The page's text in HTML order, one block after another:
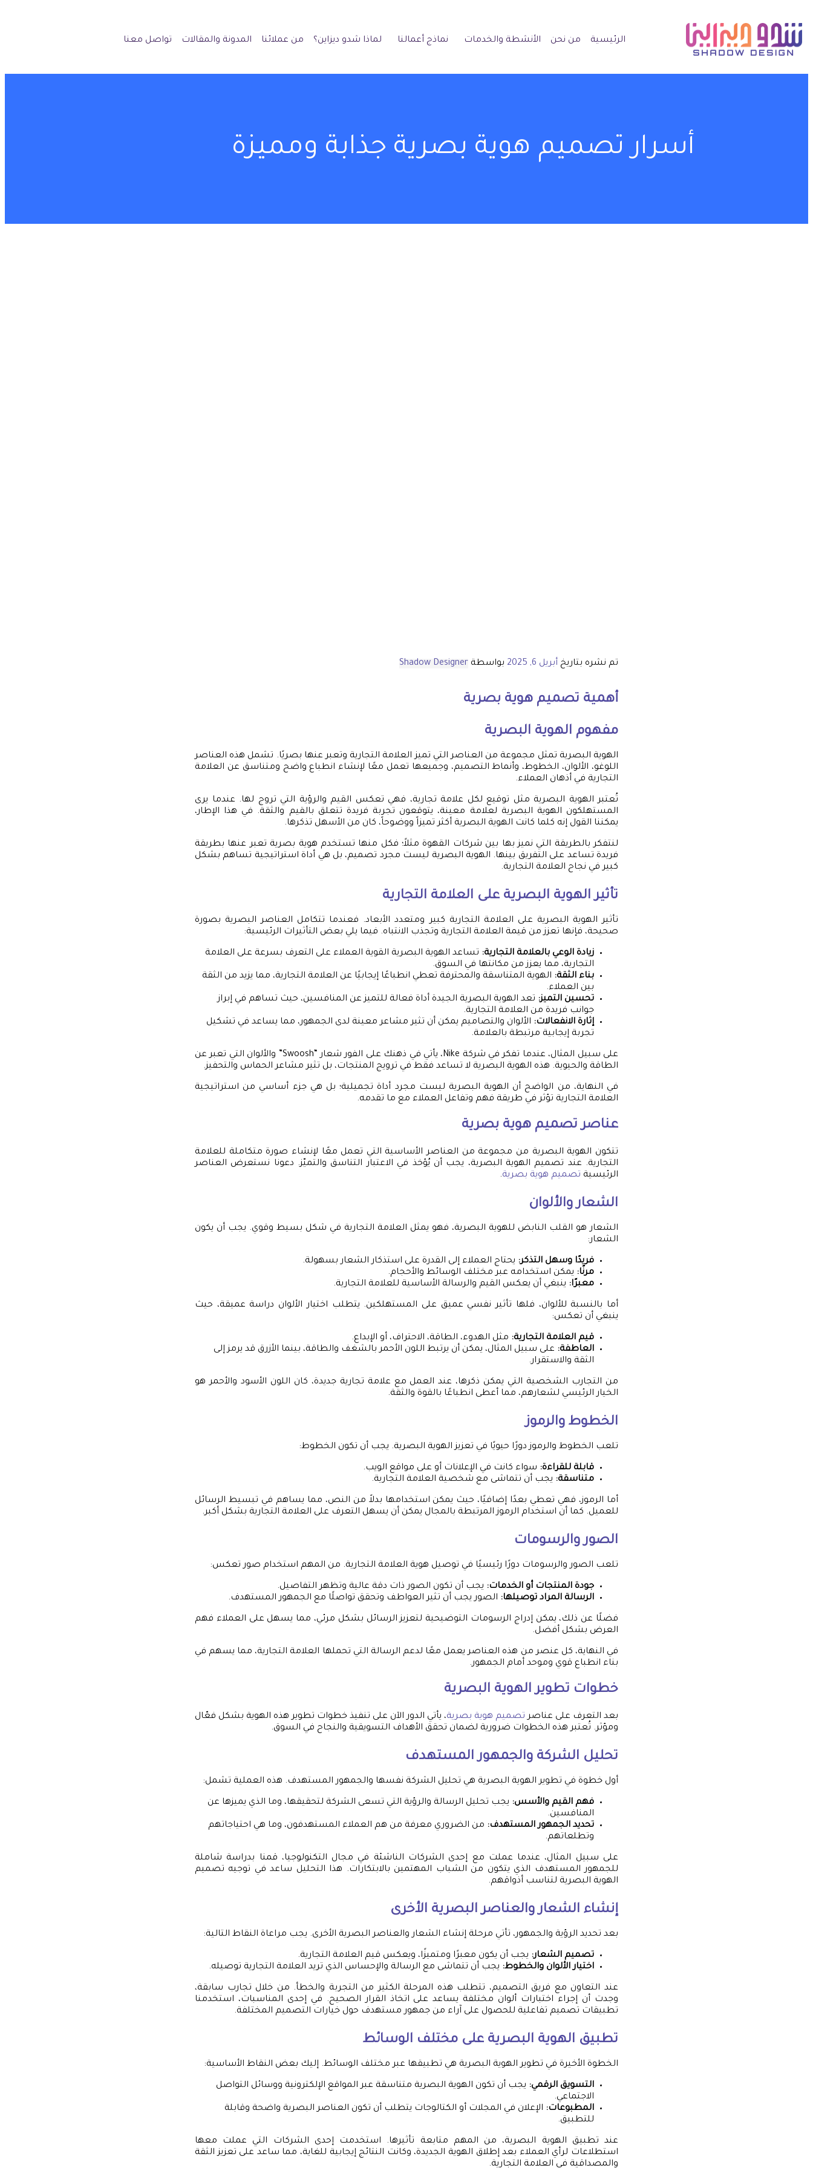
الرئيسية من نحن الأنشطة والخدمات نماذج أعمالنا لماذا شدو ديزاين؟ من عملائنا المدونة والمقالات تواصل معنا
أسرار تصميم هوية بصرية جذابة ومميزة
تم نشره بتاريخ أبريل 6, 2025 بواسطة Shadow Designer
أهمية تصميم هوية بصرية
مفهوم الهوية البصرية
الهوية البصرية تمثل مجموعة من العناصر التي تميز العلامة التجارية وتعبر عنها بصريًا. تشمل هذه العناصر
اللوغو، الألوان، الخطوط، وأنماط التصميم، وجميعها تعمل معًا لإنشاء انطباع واضح ومتناسق عن العلامة
التجارية في أذهان العملاء.
تُعتبر الهوية البصرية مثل توقيع لكل علامة تجارية، فهي تعكس القيم والرؤية التي تروج لها. عندما يرى
المستهلكون الهوية البصرية لعلامة معينة، يتوقعون تجربة فريدة تتعلق بالقيم والثقة. في هذا الإطار،
يمكننا القول إنه كلما كانت الهوية البصرية أكثر تميزاً ووضوحاً، كان من الأسهل تذكرها.
لنتفكر بالطريقة التي نميز بها بين شركات القهوة مثلاً؛ فكل منها تستخدم هوية بصرية تعبر عنها بطريقة
فريدة تساعد على التفريق بينها. الهوية البصرية ليست مجرد تصميم، بل هي أداة استراتيجية تساهم بشكل
كبير في نجاح العلامة التجارية.
تأثير الهوية البصرية على العلامة التجارية
تأثير الهوية البصرية على العلامة التجارية كبير ومتعدد الأبعاد. فعندما تتكامل العناصر البصرية بصورة
صحيحة، فإنها تعزز من قيمة العلامة التجارية وتجذب الانتباه. فيما يلي بعض التأثيرات الرئيسية:
زيادة الوعي بالعلامة التجارية: تساعد الهوية البصرية القوية العملاء على التعرف بسرعة على العلامة
التجارية، مما يعزز من مكانتها في السوق.
بناء الثقة: الهوية المتناسقة والمحترفة تعطي انطباعًا إيجابيًا عن العلامة التجارية، مما يزيد من الثقة
بين العملاء.
تحسين التميز: تعد الهوية البصرية الجيدة أداة فعالة للتميز عن المنافسين، حيث تساهم في إبراز
جوانب فريدة من العلامة التجارية.
إثارة الانفعالات: الألوان والتصاميم يمكن أن تثير مشاعر معينة لدى الجمهور، مما يساعد في تشكيل
تجربة إيجابية مرتبطة بالعلامة.
على سبيل المثال، عندما تفكر في شركة Nike، يأتي في ذهنك على الفور شعار “Swoosh” والألوان التي تعبر عن
الطاقة والحيوية. هذه الهوية البصرية لا تساعد فقط في ترويج المنتجات، بل تثير مشاعر الحماس والتحفيز.
في النهاية، من الواضح أن الهوية البصرية ليست مجرد أداة تجميلية؛ بل هي جزء أساسي من استراتيجية
العلامة التجارية تؤثر في طريقة فهم وتفاعل العملاء مع ما تقدمه.
عناصر تصميم هوية بصرية
تتكون الهوية البصرية من مجموعة من العناصر الأساسية التي تعمل معًا لإنشاء صورة متكاملة للعلامة
التجارية. عند تصميم الهوية البصرية، يجب أن يُؤخذ في الاعتبار التناسق والتميّز. دعونا نستعرض العناصر
الرئيسية تصميم هوية بصرية.
الشعار والألوان
الشعار هو القلب النابض للهوية البصرية، فهو يمثل العلامة التجارية في شكل بسيط وقوي. يجب أن يكون
الشعار:
فريدًا وسهل التذكر: يحتاج العملاء إلى القدرة على استذكار الشعار بسهولة.
مرنًا: يمكن استخدامه عبر مختلف الوسائط والأحجام.
معبرًا: ينبغي أن يعكس القيم والرسالة الأساسية للعلامة التجارية.
أما بالنسبة للألوان، فلها تأثير نفسي عميق على المستهلكين. يتطلب اختيار الألوان دراسة عميقة، حيث
ينبغي أن تعكس:
قيم العلامة التجارية: مثل الهدوء، الطاقة، الاحتراف، أو الإبداع.
العاطفة: على سبيل المثال، يمكن أن يرتبط اللون الأحمر بالشغف والطاقة، بينما الأزرق قد يرمز إلى
الثقة والاستقرار.
من التجارب الشخصية التي يمكن ذكرها، عند العمل مع علامة تجارية جديدة، كان اللون الأسود والأحمر هو
الخيار الرئيسي لشعارهم، مما أعطى انطباعًا بالقوة والثقة.
الخطوط والرموز
تلعب الخطوط والرموز دورًا حيويًا في تعزيز الهوية البصرية. يجب أن تكون الخطوط:
قابلة للقراءة: سواء كانت في الإعلانات أو على مواقع الويب.
متناسقة: يجب أن تتماشى مع شخصية العلامة التجارية.
أما الرموز، فهي تعطي بعدًا إضافيًا، حيث يمكن استخدامها بدلاً من النص، مما يساهم في تبسيط الرسائل
للعميل. كما أن استخدام الرموز المرتبطة بالمجال يمكن أن يسهل التعرف على العلامة التجارية بشكل أكبر.
الصور والرسومات
تلعب الصور والرسومات دورًا رئيسيًا في توصيل هوية العلامة التجارية. من المهم استخدام صور تعكس:
جودة المنتجات أو الخدمات: يجب أن تكون الصور ذات دقة عالية وتظهر التفاصيل.
الرسالة المراد توصيلها: الصور يجب أن تثير العواطف وتحقق تواصلًا مع الجمهور المستهدف.
فضلًا عن ذلك، يمكن إدراج الرسومات التوضيحية لتعزيز الرسائل بشكل مرئي، مما يسهل على العملاء فهم
العرض بشكل أفضل.
في النهاية، كل عنصر من هذه العناصر يعمل معًا لدعم الرسالة التي تحملها العلامة التجارية، مما يسهم في
بناء انطباع قوي وموحد أمام الجمهور.
خطوات تطوير الهوية البصرية
بعد التعرف على عناصر تصميم هوية بصرية، يأتي الدور الآن على تنفيذ خطوات تطوير هذه الهوية بشكل فعّال
ومؤثر. تُعتبر هذه الخطوات ضرورية لضمان تحقق الأهداف التسويقية والنجاح في السوق.
تحليل الشركة والجمهور المستهدف
أول خطوة في تطوير الهوية البصرية هي تحليل الشركة نفسها والجمهور المستهدف. هذه العملية تشمل:
فهم القيم والأسس: يجب تحليل الرسالة والرؤية التي تسعى الشركة لتحقيقها، وما الذي يميزها عن
المنافسين.
تحديد الجمهور المستهدف: من الضروري معرفة من هم العملاء المستهدفون، وما هي احتياجاتهم
وتطلعاتهم.
على سبيل المثال، عندما عملت مع إحدى الشركات الناشئة في مجال التكنولوجيا، قمنا بدراسة شاملة
للجمهور المستهدف الذي يتكون من الشباب المهتمين بالابتكارات. هذا التحليل ساعد في توجيه تصميم
الهوية البصرية لتناسب أذواقهم.
إنشاء الشعار والعناصر البصرية الأخرى
بعد تحديد الرؤية والجمهور، تأتي مرحلة إنشاء الشعار والعناصر البصرية الأخرى. يجب مراعاة النقاط التالية:
تصميم الشعار: يجب أن يكون معبرًا ومتميزًا، ويعكس قيم العلامة التجارية.
اختيار الألوان والخطوط: يجب أن تتماشى مع الرسالة والإحساس الذي تريد العلامة التجارية توصيله.
عند التعاون مع فريق التصميم، تتطلب هذه المرحلة الكثير من التجربة والخطأ. من خلال تجارب سابقة،
وجدت أن إجراء اختبارات ألوان مختلفة يساعد على اتخاذ القرار الصحيح. في إحدى المناسبات، استخدمنا
تطبيقات تصميم تفاعلية للحصول على آراء من جمهور مستهدف حول خيارات التصميم المختلفة.
تطبيق الهوية البصرية على مختلف الوسائط
الخطوة الأخيرة في تطوير الهوية البصرية هي تطبيقها عبر مختلف الوسائط. إليك بعض النقاط الأساسية:
التسويق الرقمي: يجب أن تكون الهوية البصرية متناسقة عبر المواقع الإلكترونية ووسائل التواصل
الاجتماعي.
المطبوعات: الإعلان في المجلات أو الكتالوجات يتطلب أن تكون العناصر البصرية واضحة وقابلة
للتطبيق.
عند تطبيق الهوية البصرية، من المهم متابعة تأثيرها. استخدمت إحدى الشركات التي عملت معها
استطلاعات لرأي العملاء بعد إطلاق الهوية الجديدة، وكانت النتائج إيجابية للغاية، مما ساعد على تعزيز الثقة
والمصداقية في العلامة التجارية.